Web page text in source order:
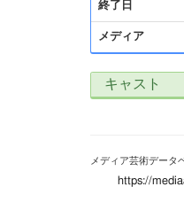
終了日
メディア
キャスト
メディア芸術データ
https://